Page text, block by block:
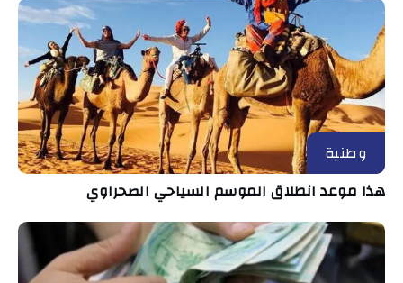
وطنية
هذا موعد انطلاق الموسم السياحي الصحراوي